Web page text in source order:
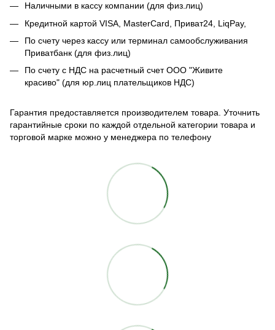
Наличными в кассу компании (для физ.лиц)
Кредитной картой VISA, MasterCard, Приват24, LiqPay,
По счету через кассу или терминал самообслуживания
Приватбанк (для физ.лиц)
По счету с НДС на расчетный счет ООО "Живите
красиво" (для юр.лиц плательщиков НДС)
Гарантия предоставляется производителем товара. Уточнить
гарантийные сроки по каждой отдельной категории товара и
торговой марке можно у менеджера по телефону